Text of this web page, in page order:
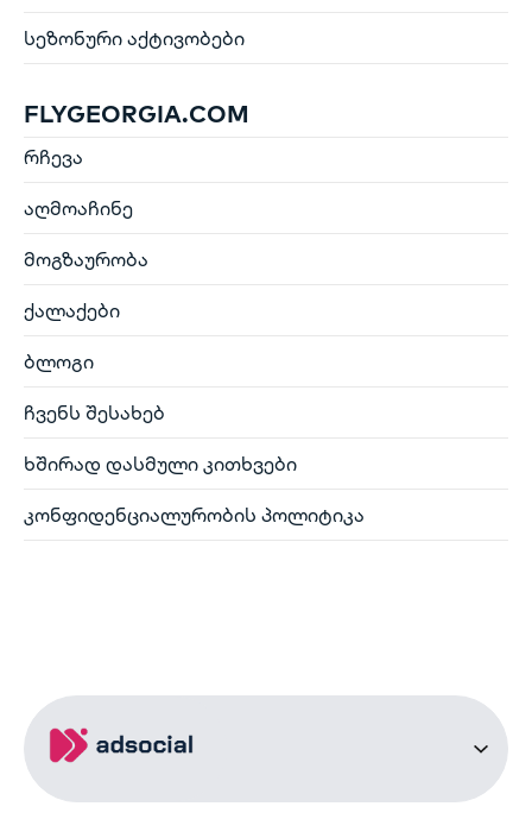
სეზონური აქტივობები
FLYGEORGIA.COM
რჩევა
აღმოაჩინე
მოგზაურობა
ქალაქები
ბლოგი
ჩვენს შესახებ
ხშირად დასმული კითხვები
კონფიდენციალურობის პოლიტიკა